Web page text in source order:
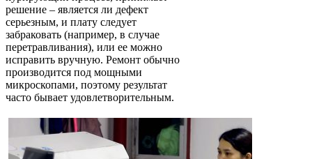
решение – является ли дефект
серьезным, и плату следует
забраковать (например, в случае
перетравливания), или ее можно
исправить вручную. Ремонт обычно
производится под мощными
микроскопами, поэтому результат
часто бывает удовлетворительным.